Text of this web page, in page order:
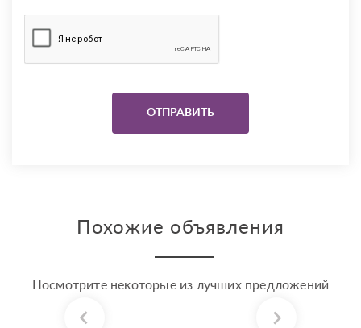
Похожие объявления
Посмотрите некоторые из лучших предложений